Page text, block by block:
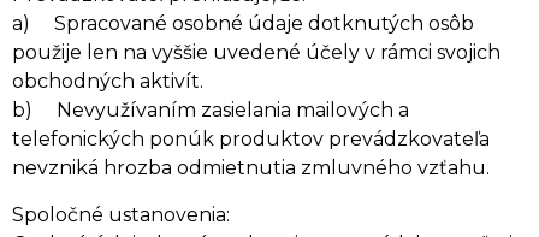
a) Spracované osobné údaje dotknutých osôb
použije len na vyššie uvedené účely v rámci svojich
obchodných aktivít.
b) Nevyužívaním zasielania mailových a
telefonických ponúk produktov prevádzkovateľa
nevzniká hrozba odmietnutia zmluvného vzťahu.
Spoločné ustanovenia: